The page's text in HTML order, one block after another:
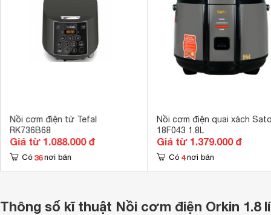
Nồi cơm điện tử Tefal
RK736B68
Giá từ 1.088.000 đ
Có 36 nơi bán
Nồi cơm điện quai xách
18F043 1.8L
Giá từ 1.379.000 đ
Có 4 nơi bán
Thông số kĩ thuật Nồi cơm điện Orkin 1.8